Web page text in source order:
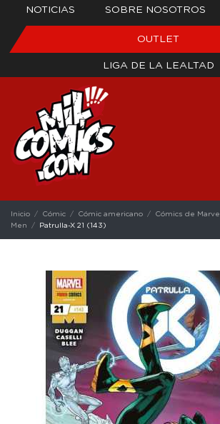
NOTICIAS SOBRE NOSOTROS
OUTLET
LIGA DE LA LEALTAD
Inicio Cómic Cómic americano Cómics de Marvel
Men
Patrulla-X 21 (143)